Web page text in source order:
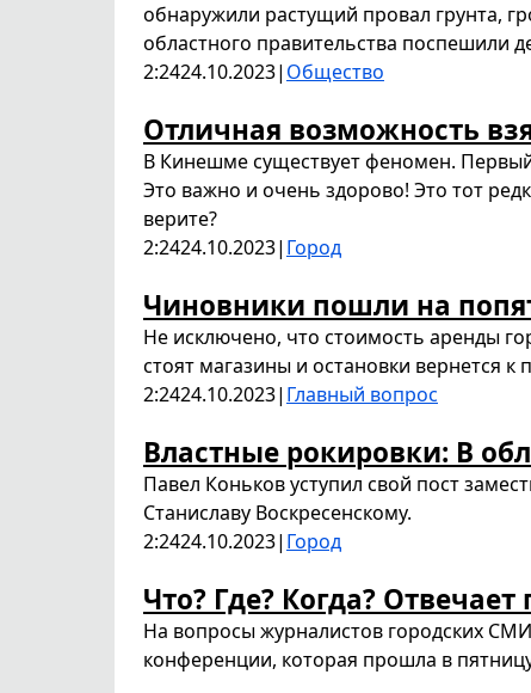
обнаружили растущий провал грунта,
областного правительства поспешили
2:2424.10.2023| Общество
Отличная возможность
В Кинешме существует феномен. Первый
Это важно и очень здорово! Это тот
верите?
2:2424.10.2023| Город
Чиновники пошли на
Не исключено, что стоимость аренды
стоят магазины и остановки вернется
2:2424.10.2023| Главный вопрос
Властные рокировки: В
Павел Коньков уступил свой пост
Станиславу Воскресенскому.
2:2424.10.2023| Город
Что? Где? Когда? Отвечает
На вопросы журналистов городских
конференции, которая прошла в